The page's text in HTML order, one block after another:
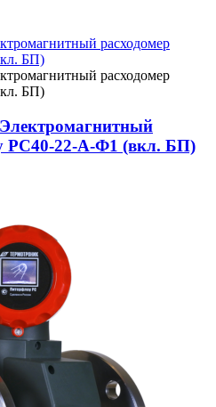
РС40-22-А-Ф1 (вкл. БП)